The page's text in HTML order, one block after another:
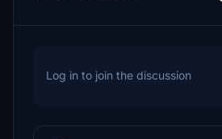
Log in to join the discussion